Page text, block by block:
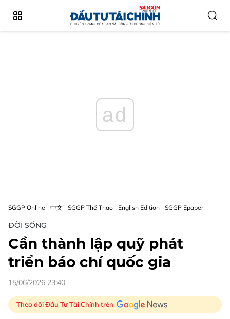
ad
SGGP Online 中文 SGGP Thể Thao English Edition SGGP Epaper
ĐỜI SỐNG
Cần thành lập quỹ phát
triển báo chí quốc gia
15/06/2026 23:40
Theo dõi Đầu Tư Tài Chính trên